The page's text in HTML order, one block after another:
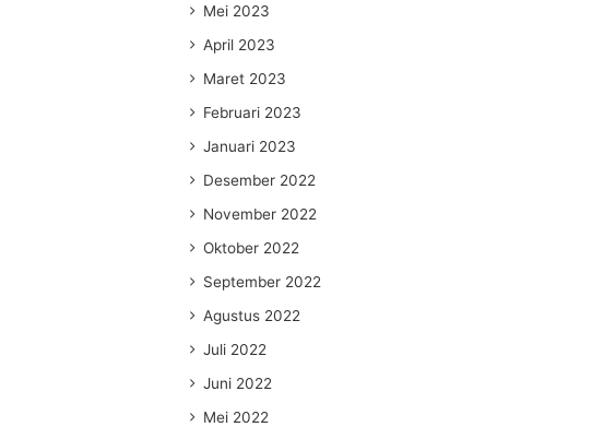
Mei 2023
April 2023
Maret 2023
Februari 2023
Januari 2023
Desember 2022
November 2022
Oktober 2022
September 2022
Agustus 2022
Juli 2022
Juni 2022
Mei 2022